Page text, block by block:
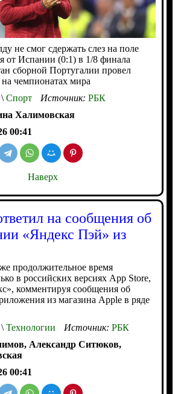
не смог сдержать слез на поле
от Испании (0:1) в 1/8 финала
сборной Португалии провел
чемпионатах мира
Спорт Источник: РБК
Халимовская
00:41
Наверх
на сообщения об
«Яндекс Пэй» из
продолжительное время
в российских версиях App Store,
комментируя сообщения об
из магазина Apple в ряде
Технологии Источник: РБК
Александр Ситюков,
00:41